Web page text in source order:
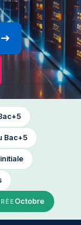
Bac+5
Octobre